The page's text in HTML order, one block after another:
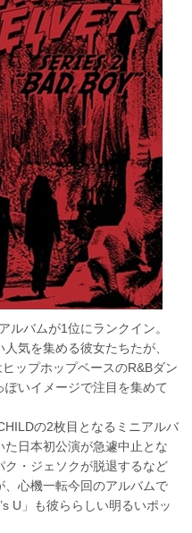
ルバムが1位にランクイン。
気を集める彼女たちたが、
ップホップベースのR&Bダン
いイメージで注目を集めて
の2枚目となるミニアルバ
た日本初公演が急遽中止とな
ク・ジェソクが脱退するなど
、心機一転今回のアルバムで
U」も彼ららしい明るいポッ